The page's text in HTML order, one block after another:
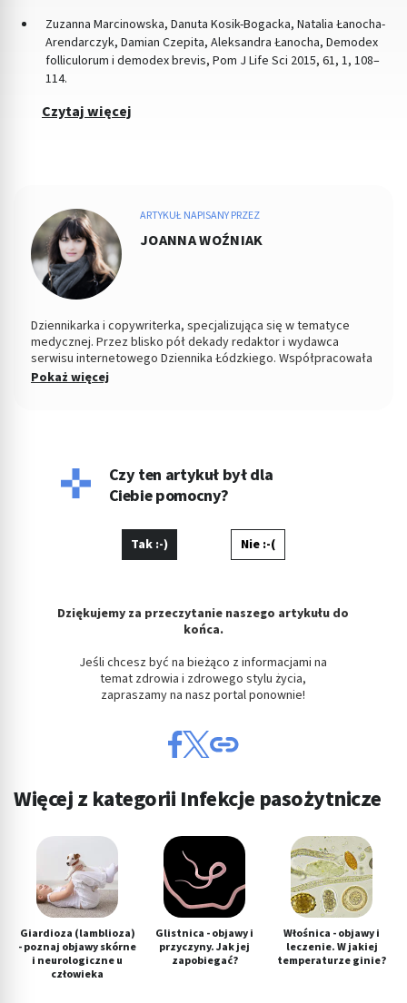
Zuzanna Marcinowska, Danuta Kosik-Bogacka, Natalia Łanocha-
Arendarczyk, Damian Czepita, Aleksandra Łanocha, Demodex
folliculorum i demodex brevis, Pom J Life Sci 2015, 61, 1, 108–
114.
Czytaj więcej
ARTYKUŁ NAPISANY PRZEZ
JOANNA WOŹNIAK
Dziennikarka i copywriterka, specjalizująca się w tematyce
medycznej. Przez blisko pół dekady redaktor i wydawca
serwisu internetowego Dziennika Łódzkiego. Współpracowała
z łódzkim ośrodkiem TVP. Absolwentka Filozofii oraz
Pokaż więcej
Czy ten artykuł był dla
Ciebie pomocny?
Tak :-) Nie :-(
Dziękujemy za przeczytanie naszego artykułu do
końca.
Jeśli chcesz być na bieżąco z informacjami na
temat zdrowia i zdrowego stylu życia,
zapraszamy na nasz portal ponownie!
Więcej z kategorii Infekcje pasożytnicze
Giardioza (lamblioza)
- poznaj objawy skórne
i neurologiczne u
człowieka
Glistnica - objawy i
przyczyny. Jak jej
zapobiegać?
Włośnica - objawy i
leczenie. W jakiej
temperaturze ginie?